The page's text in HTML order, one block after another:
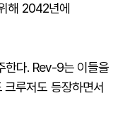
해 2042년에
한다. Rev-9는 이들을
루저도 등장하면서